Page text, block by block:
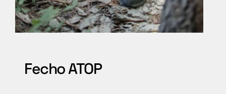
Fecho ATOP